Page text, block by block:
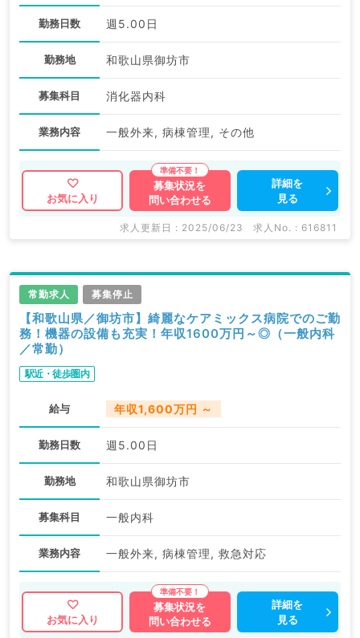
勤務日数 週5.00日
勤務地 和歌山県御坊市
募集科目 消化器内科
業務内容 一般外来, 病棟管理, その他
お気に入り
募集状況を
問い合わせる
詳細を
見る
求人更新日 : 2025/06/23 求人No. : 616811
常勤求人 募集停止
【和歌山県／御坊市】綺麗なケアミックス病院でのご勤
務！機器の設備も充実！年収1600万円～◎（一般内科
／常勤）
駅近・徒歩圏内
給与 年収1,600万円 ～
勤務日数 週5.00日
勤務地 和歌山県御坊市
募集科目 一般内科
業務内容 一般外来, 病棟管理, 救急対応
お気に入り
募集状況を
問い合わせる
詳細を
見る